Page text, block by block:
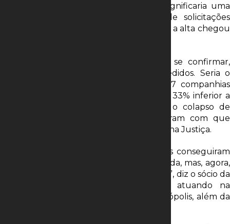
Eduardo Seixas. Esse aumento anual significaria uma
desaceleração em relação ao ritmo de solicitações
registradas no primeiro bimestre, quando a alta chegou
Se o incremento projetado por Seixas se confirmar,
2023 terminará com cerca de 1.250 pedidos. Seria o
maior número desde 2019, quando 1.417 companhias
pediram RJ. O volume, no entanto, seria 33% inferior a
de 2016, quando a crise econômica e o colapso de
empresas envolvidas na Lava Jato fizeram com que
1.863 companhias pedissem recuperação na Justiça.
“A pandemia asfixiou as companhias. Elas conseguiram
respirar na época porque receberam ajuda, mas, agora,
com o juro lá em cima, está muito pesado”, diz o sócio da
Alvarez & Marsal, que também está atuando na
recuperação da Amaro e do Grupo Petrópolis, além da